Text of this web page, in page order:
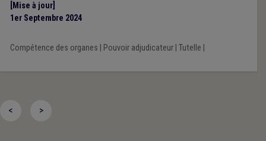
[Mise à jour]
1er Septembre 2024
Compétence des organes Pouvoir adjudicateur| Tutelle
< >